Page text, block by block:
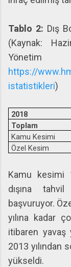
Tablo 2: Dış
(Kaynak:
https://
istatistikleri)
2018
Toplam
Kamu Kesimi
Özel Kesim
Kamu kesimi
dışına
başvuruyor.
yılına kadar
itibaren yavaş
2013 yılından
yükseldi.